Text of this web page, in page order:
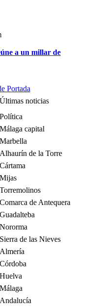
a un millar de
Portada
Últimas noticias
Política
Málaga capital
Marbella
Alhaurín de la Torre
Cártama
Mijas
Torremolinos
Comarca de Antequera
Guadalteba
Nororma
Sierra de las Nieves
Almería
Córdoba
Huelva
Málaga
Andalucía